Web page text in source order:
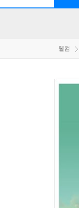
웰컴